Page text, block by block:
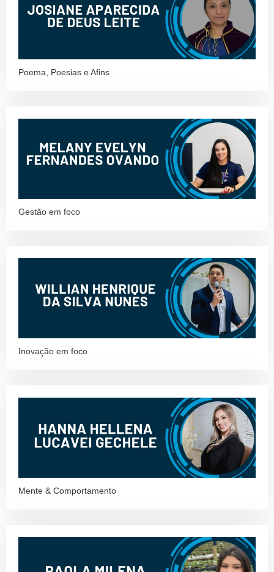
Poema, Poesias e Afins
Gestão em foco
Inovação em foco
Mente & Comportamento